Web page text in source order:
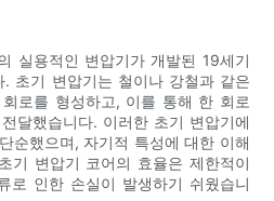
실용적인 변압기가 개발된 19세기
초기 변압기는 철이나 강철과 같은
로를 형성하고, 이를 통해 한 회로
달했습니다. 이러한 초기 변압기에
순했으며, 자기적 특성에 대한 이해
기 변압기 코어의 효율은 제한적이
로 인한 손실이 발생하기 쉬웠습니